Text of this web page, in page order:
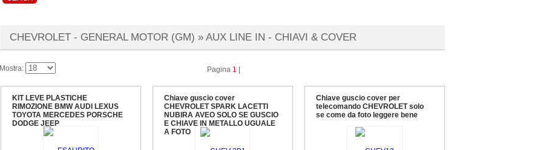
CHEVROLET - GENERAL MOTOR (GM) » AUX LINE IN - CHIAVI & COVER
Mostra: Pagina 1
KIT LEVE PLASTICHE
RIMOZIONE BMW AUDI LEXUS
TOYOTA MERCEDES PORSCHE
DODGE JEEP
Chiave guscio cover
CHEVROLET SPARK LACETTI
NUBIRA AVEO SOLO SE GUSCIO
E CHIAVE IN METALLO UGUALE
A FOTO
Chiave guscio cover per
telecomando CHEVROLET solo
se come da foto leggere bene